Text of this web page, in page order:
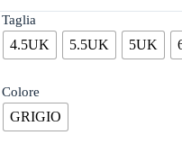
120,00€.
84,90€.
Taglia
4.5UK 5.5UK 5UK
Colore
GRIGIO